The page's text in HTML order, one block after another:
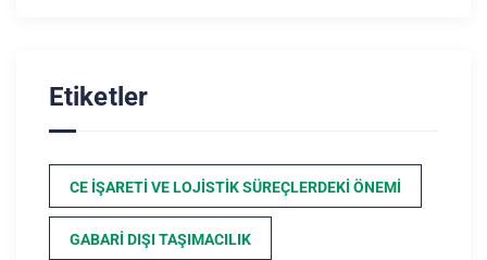
Etiketler
CE İŞARETI VE LOJISTIK SÜREÇLERDEKI ÖNEMI
GABARI DIŞI TAŞIMACILIK